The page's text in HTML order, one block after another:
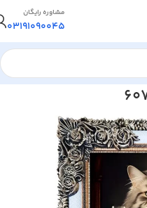
مشاوره رایگان
03191090045